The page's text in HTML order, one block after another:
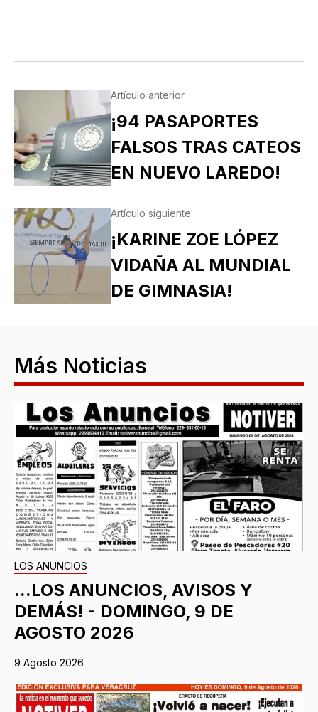
Artículo anterior
¡94 PASAPORTES
FALSOS TRAS CATEOS
EN NUEVO LAREDO!
Artículo siguiente
¡KARINE ZOE LÓPEZ
VIDAÑA AL MUNDIAL
DE GIMNASIA!
Más Noticias
LOS ANUNCIOS
...LOS ANUNCIOS, AVISOS Y
DEMÁS! - DOMINGO, 9 DE
AGOSTO 2026
9 Agosto 2026